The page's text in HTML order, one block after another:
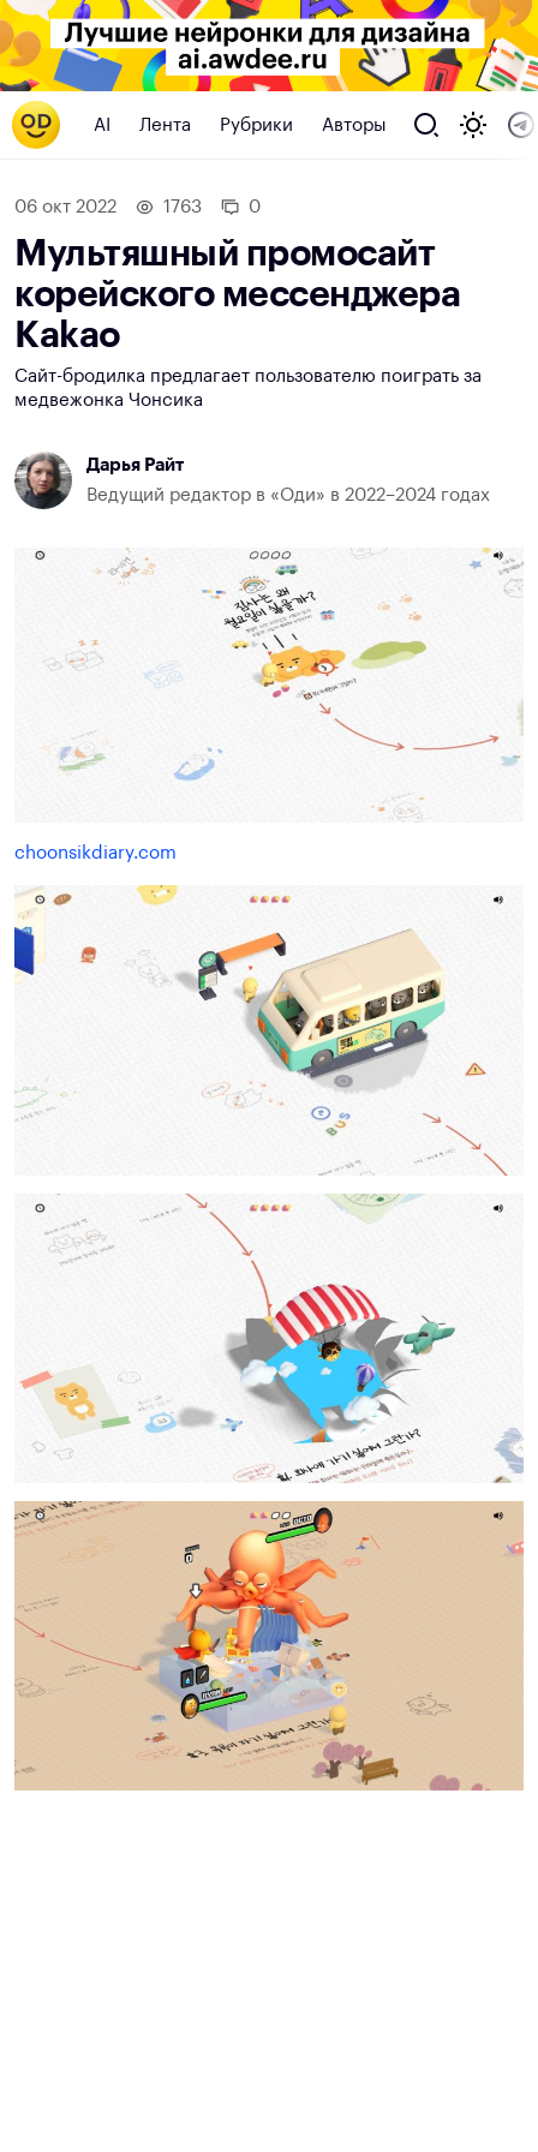
AI Лента Рубрики Авторы
06 окт 2022 1763 0
Мультяшный промосайт
корейского мессенджера
Kakao
Сайт-бродилка предлагает пользователю поиграть за
медвежонка Чонсика
Дарья Райт
Ведущий редактор в «Оди» в 2022–2024 годах
choonsikdiary.com